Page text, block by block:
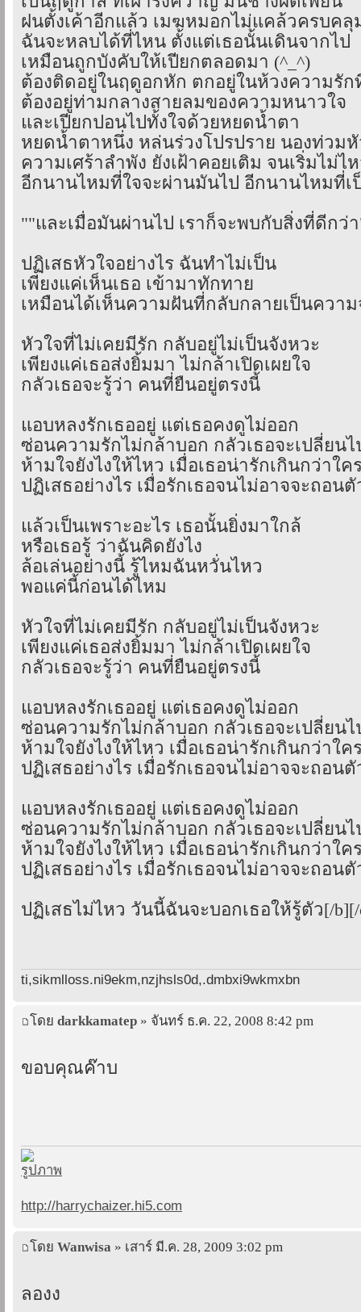
ฝนตั้งเค้าอีกแล้ว เมฆหมอกไม่แคล้วครบคลุ
ฉันจะหลบได้ที่ไหน ตั้งแต่เธอนั้นเดินจากไป
เหมือนถูกบังคับให้เปียกตลอดมา (^_^)
ต้องติดอยู่ในฤดูอกหัก ตกอยู่ในห้วงความรัก
ต้องอยู่ท่ามกลางสายลมของความหนาวใจ
และเปียกปอนไปทั้งใจด้วยหยดน้ำตา
หยดน้ำตาหนึ่ง หล่นร่วงโปรปราย นองท่วมหั
ความเศร้าลำพัง ยังเฝ้าคอยเติม จนเริ่มไม่ไ
อีกนานไหมที่ใจจะผ่านมันไป อีกนานไหมที่เ
""และเมื่อมันผ่านไป เราก็จะพบกับสิ่งที่ดีกว่
ปฏิเสธหัวใจอย่างไร ฉันทำไม่เป็น
เพียงแค่เห็นเธอ เข้ามาทักทาย
เหมือนได้เห็นความฝันที่กลับกลายเป็นความ
หัวใจที่ไม่เคยมีรัก กลับอยู่ไม่เป็นจังหวะ
เพียงแค่เธอส่งยิ้มมา ไม่กล้าเปิดเผยใจ
กลัวเธอจะรู้ว่า คนที่ยืนอยู่ตรงนี้
แอบหลงรักเธออยู่ แต่เธอคงดูไม่ออก
ซ่อนความรักไม่กล้าบอก กลัวเธอจะเปลี่ยนไ
ห้ามใจยังไงให้ไหว เมื่อเธอน่ารักเกินกว่าใค
ปฏิเสธอย่างไร เมื่อรักเธอจนไม่อาจจะถอนตั
แล้วเป็นเพราะอะไร เธอนั้นยิ่งมาใกล้
หรือเธอรู้ ว่าฉันคิดยังไง
ล้อเล่นอย่างนี้ รู้ไหมฉันหวั่นไหว
พอแค่นี้ก่อนได้ไหม
หัวใจที่ไม่เคยมีรัก กลับอยู่ไม่เป็นจังหวะ
เพียงแค่เธอส่งยิ้มมา ไม่กล้าเปิดเผยใจ
กลัวเธอจะรู้ว่า คนที่ยืนอยู่ตรงนี้
แอบหลงรักเธออยู่ แต่เธอคงดูไม่ออก
ซ่อนความรักไม่กล้าบอก กลัวเธอจะเปลี่ยนไ
ห้ามใจยังไงให้ไหว เมื่อเธอน่ารักเกินกว่าใค
ปฏิเสธอย่างไร เมื่อรักเธอจนไม่อาจจะถอนตั
แอบหลงรักเธออยู่ แต่เธอคงดูไม่ออก
ซ่อนความรักไม่กล้าบอก กลัวเธอจะเปลี่ยนไ
ห้ามใจยังไงให้ไหว เมื่อเธอน่ารักเกินกว่าใค
ปฏิเสธอย่างไร เมื่อรักเธอจนไม่อาจจะถอนตั
ปฏิเสธไม่ไหว วันนี้ฉันจะบอกเธอให้รู้ตัว[/b][/
ti,sikmlloss.ni9ekm,nzjhsls0d,.dmbxi9wkmxbn
โดย darkkamatep » จันทร์ ธ.ค. 22, 2008 8:42 pm
ขอบคุณค๊าบ
http://harrychaizer.hi5.com
โดย Wanwisa » เสาร์ มี.ค. 28, 2009 3:02 pm
ลองง